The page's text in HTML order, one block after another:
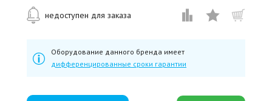
недоступен для заказа
Оборудование данного бренда имеет
дифференцированные сроки гарантии